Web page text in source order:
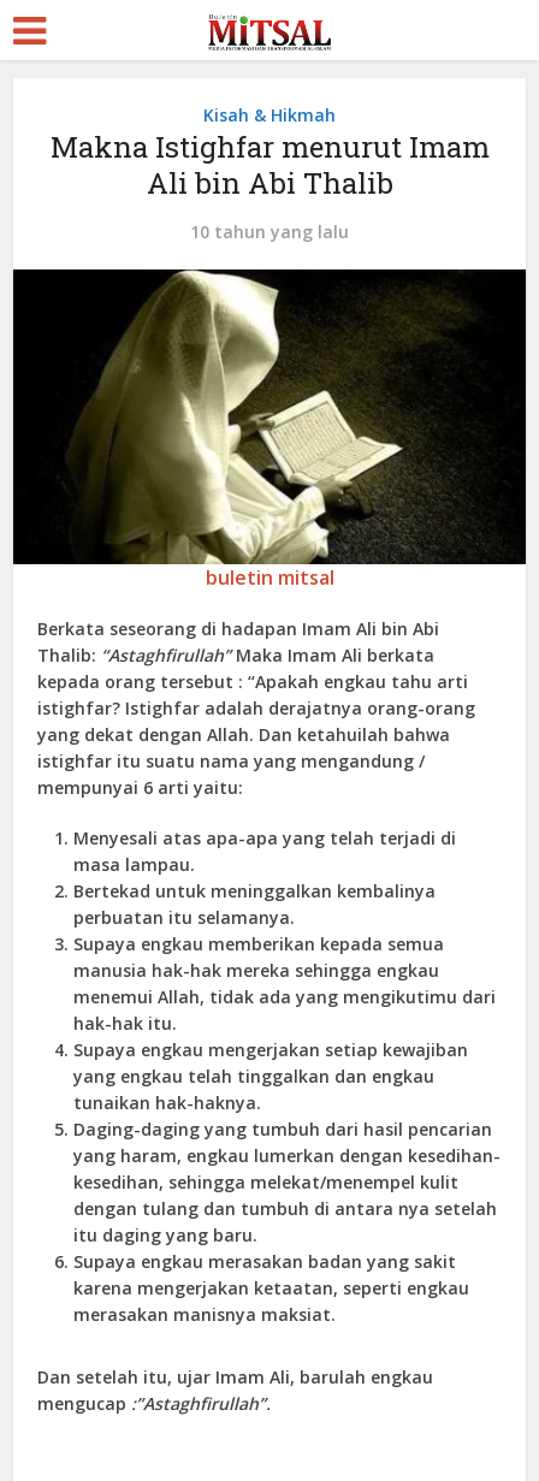
Kisah & Hikmah
Makna Istighfar menurut Imam
Ali bin Abi Thalib
10 tahun yang lalu
buletin mitsal
Berkata seseorang di hadapan Imam Ali bin Abi
Thalib: “Astaghfirullah”Maka Imam Ali berkata
kepada orang tersebut : “Apakah engkau tahu arti
istighfar? Istighfar adalah derajatnya orang-orang
yang dekat dengan Allah. Dan ketahuilah bahwa
istighfar itu suatu nama yang mengandung /
mempunyai 6 arti yaitu:
Menyesali atas apa-apa yang telah terjadi di
masa lampau.
Bertekad untuk meninggalkan kembalinya
perbuatan itu selamanya.
Supaya engkau memberikan kepada semua
manusia hak-hak mereka sehingga engkau
menemui Allah, tidak ada yang mengikutimu dari
hak-hak itu.
Supaya engkau mengerjakan setiap kewajiban
yang engkau telah tinggalkan dan engkau
tunaikan hak-haknya.
Daging-daging yang tumbuh dari hasil pencarian
yang haram, engkau lumerkan dengan kesedihan-
kesedihan, sehingga melekat/menempel kulit
dengan tulang dan tumbuh di antara nya setelah
itu daging yang baru.
Supaya engkau merasakan badan yang sakit
karena mengerjakan ketaatan, seperti engkau
merasakan manisnya maksiat.
Dan setelah itu, ujar Imam Ali, barulah engkau
mengucap :”Astaghfirullah”.